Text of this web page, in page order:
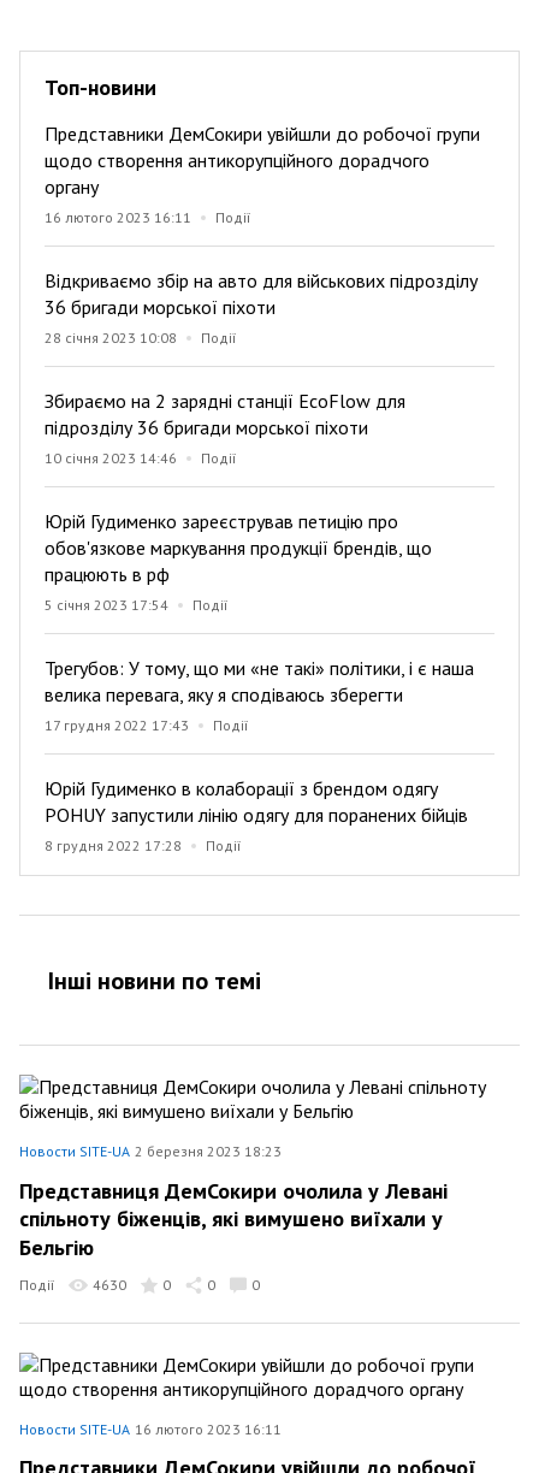
Топ-новини
Представники ДемСокири увійшли до робочої групи
щодо створення антикорупційного дорадчого
органу
16 лютого 2023 16:11 Події
Відкриваємо збір на авто для військових підрозділу
36 бригади морської піхоти
28 січня 2023 10:08 Події
Збираємо на 2 зарядні станції EcoFlow для
підрозділу 36 бригади морської піхоти
10 січня 2023 14:46 Події
Юрій Гудименко зареєстрував петицію про
обов'язкове маркування продукції брендів, що
працюють в рф
5 січня 2023 17:54 Події
Трегубов: У тому, що ми «не такі» політики, і є наша
велика перевага, яку я сподіваюсь зберегти
17 грудня 2022 17:43 Події
Юрій Гудименко в колаборації з брендом одягу
POHUY запустили лінію одягу для поранених бійців
8 грудня 2022 17:28 Події
Інші новини по темi
Новости SITE-UA 2 березня 2023 18:23
Представниця ДемСокири очолила у Левані
спільноту біженців, які вимушено виїхали у
Бельгію
Події 4630 0 0 0
Новости SITE-UA 16 лютого 2023 16:11